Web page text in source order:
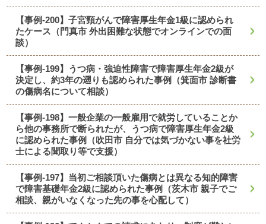
【事例-200】子宮頸がんで障害厚生年金1級に認められ
たケース（門真市 外出困難な状態でオンラインでの面
談）
【事例-199】うつ病・強迫性障害で障害厚生年金2級が
決定し、約3年の遡りも認められた事例（箕面市 診断書
の傷病名について相談）
【事例-198】一般企業の一般雇用で就労していることか
ら他の事務所で断られたが、うつ病で障害厚生年金2級
に認められた事例（吹田市 自分では気づかない事を社労
士による聞取り等で支援）
【事例-197】当初ご相談頂いた傷病とは異なる知的障害
で障害基礎年金2級に認められた事例（茨木市 親子でご
相談、親がいなくなった先の事を心配して）